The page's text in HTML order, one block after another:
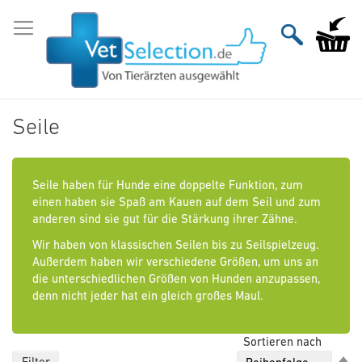
Inhalt
springen
Mein
Seile
Seile haben für Hunde eine doppelte Funktion, zum
einen haben sie Spaß am Kauen auf dem Seil und zum
anderen sind sie gut für die Stärkung ihrer Zähne.
Wir haben von klassischen Seilen bis zu Seilspielzeug.
Außerdem haben wir verschiedene Größen, um uns an
die unterschiedlichen Größen von Hunden anzupassen,
denn nicht jeder hat ein gleich großes Maul.
Sortieren nach